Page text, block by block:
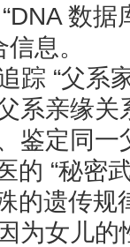
数据
息。
“父系
亲缘关
鉴定同
的 “秘密
遗传规
为女儿